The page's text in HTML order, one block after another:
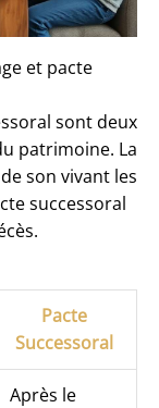
et pacte
sont deux
patrimoine. La
son vivant les
successoral
Pacte
Successoral
Après le